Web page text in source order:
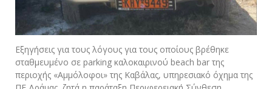
Εξηγήσεις για τους λόγους για τους οποίους βρέθηκε
σταθμευμένο σε parking καλοκαιρινού beach bar της
περιοχής «Αμμόλοφοι» της Καβάλας, υπηρεσιακό όχημα της